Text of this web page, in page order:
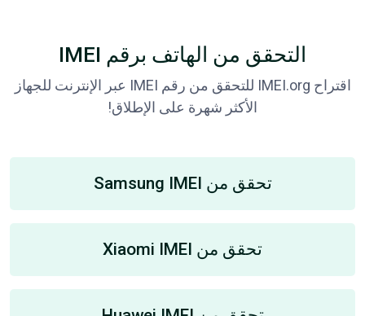
التحقق من الهاتف برقم IMEI
اقتراح IMEI.org للتحقق من رقم IMEI عبر الإنترنت للجهاز
الأكثر شهرة على الإطلاق!
تحقق من Samsung IMEI
تحقق من Xiaomi IMEI